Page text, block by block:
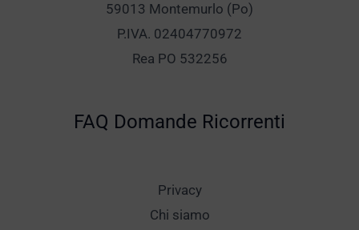
59013 Montemurlo (Po)
P.IVA. 02404770972
Rea PO 532256
FAQ Domande Ricorrenti
Privacy
Chi siamo